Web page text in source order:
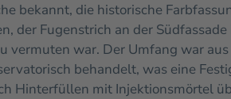
bekannt, die historische
der Fugenstrich an der
vermuten war. Der Umfang war
behandelt, was eine
Hinterfüllen mit Injektionsmörtel